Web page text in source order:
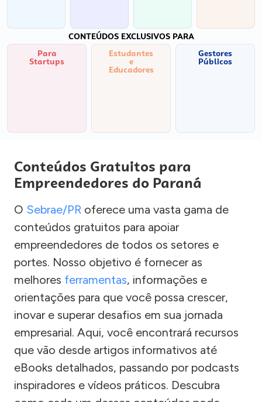
CONTEÚDOS EXCLUSIVOS PARA
Para
Startups
Estudantes
e
Educadores
Gestores
Públicos
Conteúdos Gratuitos para
Empreendedores do Paraná
O Sebrae/PR oferece uma vasta gama de
conteúdos gratuitos para apoiar
empreendedores de todos os setores e
portes. Nosso objetivo é fornecer as
melhores ferramentas, informações e
orientações para que você possa crescer,
inovar e superar desafios em sua jornada
empresarial. Aqui, você encontrará recursos
que vão desde artigos informativos até
eBooks detalhados, passando por podcasts
inspiradores e vídeos práticos. Descubra